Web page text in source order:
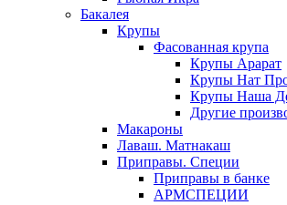
Бакалея
Крупы
Фасованная крупа
Крупы Арарат
Крупы Нат
Крупы Наша
Другие
Макароны
Лаваш. Матнакаш
Приправы. Специи
Приправы в банке
АРМСПЕЦИИ